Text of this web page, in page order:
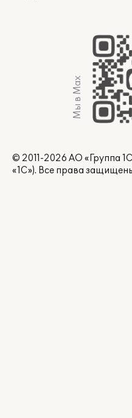
Мы в Max
© 2011-2026 АО «Группа
«1С»). Все права